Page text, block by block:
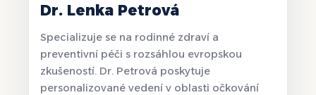
Dr. Lenka Petrová
Specializuje se na rodinné zdraví a
preventivní péči s rozsáhlou evropskou
zkušeností. Dr. Petrová poskytuje
personalizované vedení v oblasti očkování